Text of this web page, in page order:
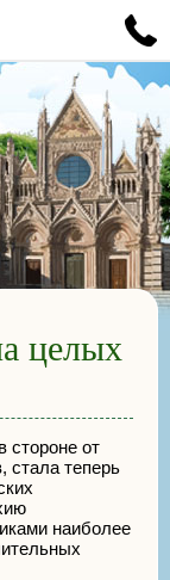
целых
стороне от
стала теперь
наиболее